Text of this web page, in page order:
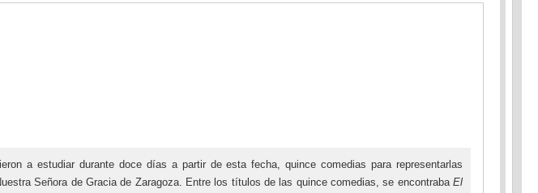
a estudiar durante doce días a partir de esta fecha, quince comedias para representarlas
Señora de Gracia de Zaragoza. Entre los títulos de las quince comedias, se encontraba El